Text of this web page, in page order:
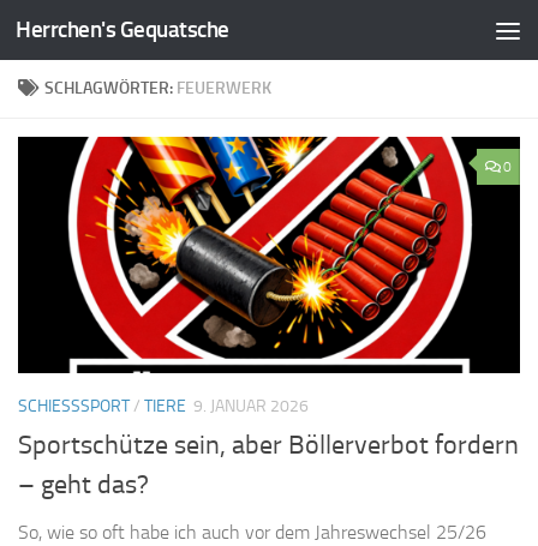
Zum Inhalt springen
Herrchen's Gequatsche
SCHLAGWÖRTER: FEUERWERK
0
SCHIESSSPORT / TIERE 9. JANUAR 2026
Sportschütze sein, aber Böllerverbot fordern
– geht das?
So, wie so oft habe ich auch vor dem Jahreswechsel 25/26